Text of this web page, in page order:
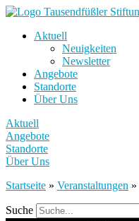
Aktuell
Neuigkeiten
Newsletter
Angebote
Standorte
Über Uns
Aktuell
Angebote
Standorte
Über Uns
Startseite » Veranstaltungen »
Suche